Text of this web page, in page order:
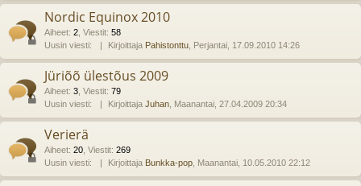
Nordic Equinox 2010
Aiheet: 2 Viestit: 58
Uusin viesti:
Kirjoittaja Pahistonttu , Perjantai, 17.09.2010 14:26
Jüriõõ ülestõus 2009
Aiheet: 3 Viestit: 79
Uusin viesti:
Kirjoittaja Juhan , Maanantai, 27.04.2009 20:34
Verierä
Aiheet: 20 Viestit: 269
Uusin viesti:
Kirjoittaja Bunkka-pop , Maanantai, 10.05.2010 22:12